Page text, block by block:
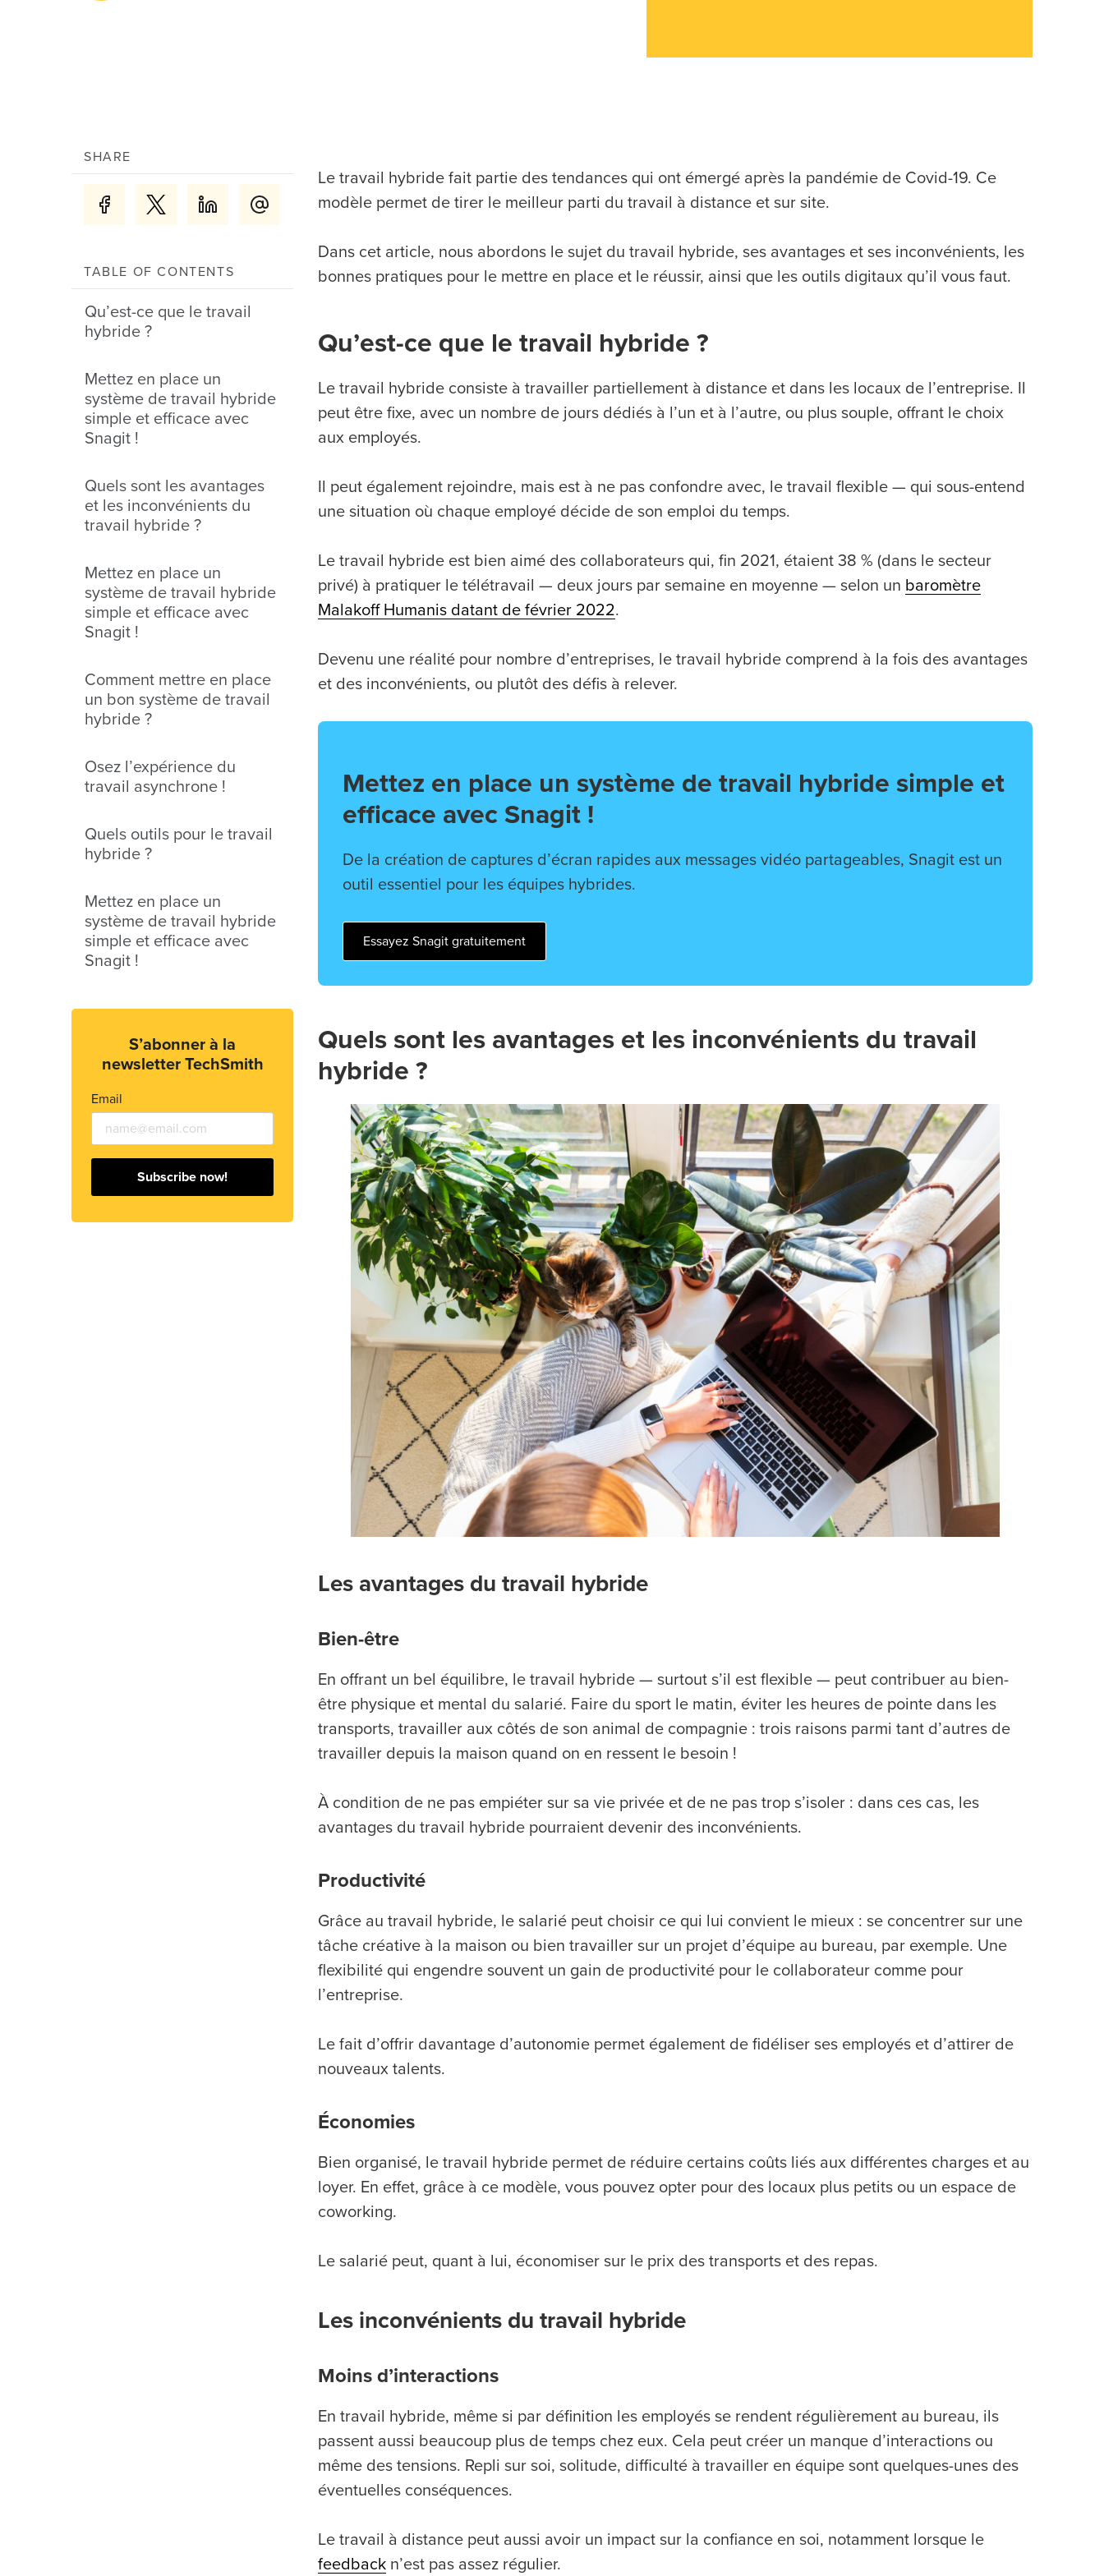
SHARE
TABLE OF CONTENTS
Qu’est-ce que le travail
hybride ?
Mettez en place un
système de travail hybride
simple et efficace avec
Snagit !
Quels sont les avantages
et les inconvénients du
travail hybride ?
Mettez en place un
système de travail hybride
simple et efficace avec
Snagit !
Comment mettre en place
un bon système de travail
hybride ?
Osez l’expérience du
travail asynchrone !
Quels outils pour le travail
hybride ?
Mettez en place un
système de travail hybride
simple et efficace avec
Snagit !
S’abonner à la
newsletter TechSmith
Email
Subscribe now!
Le travail hybride fait partie des tendances qui ont émergé après la pandémie de Covid-19. Ce
modèle permet de tirer le meilleur parti du travail à distance et sur site.
Dans cet article, nous abordons le sujet du travail hybride, ses avantages et ses inconvénients, les
bonnes pratiques pour le mettre en place et le réussir, ainsi que les outils digitaux qu’il vous faut.
Qu’est-ce que le travail hybride ?
Le travail hybride consiste à travailler partiellement à distance et dans les locaux de l’entreprise. Il
peut être fixe, avec un nombre de jours dédiés à l’un et à l’autre, ou plus souple, offrant le choix
aux employés.
Il peut également rejoindre, mais est à ne pas confondre avec, le travail flexible — qui sous-entend
une situation où chaque employé décide de son emploi du temps.
Le travail hybride est bien aimé des collaborateurs qui, fin 2021, étaient 38 % (dans le secteur
privé) à pratiquer le télétravail — deux jours par semaine en moyenne — selon un baromètre
Malakoff Humanis datant de février 2022.
Devenu une réalité pour nombre d’entreprises, le travail hybride comprend à la fois des avantages
et des inconvénients, ou plutôt des défis à relever.
Mettez en place un système de travail hybride simple et
efficace avec Snagit !
De la création de captures d’écran rapides aux messages vidéo partageables, Snagit est un
outil essentiel pour les équipes hybrides.
Essayez Snagit gratuitement
Quels sont les avantages et les inconvénients du travail
hybride ?
Les avantages du travail hybride
Bien-être
En offrant un bel équilibre, le travail hybride — surtout s’il est flexible — peut contribuer au bien-
être physique et mental du salarié. Faire du sport le matin, éviter les heures de pointe dans les
transports, travailler aux côtés de son animal de compagnie : trois raisons parmi tant d’autres de
travailler depuis la maison quand on en ressent le besoin !
À condition de ne pas empiéter sur sa vie privée et de ne pas trop s’isoler : dans ces cas, les
avantages du travail hybride pourraient devenir des inconvénients.
Productivité
Grâce au travail hybride, le salarié peut choisir ce qui lui convient le mieux : se concentrer sur une
tâche créative à la maison ou bien travailler sur un projet d’équipe au bureau, par exemple. Une
flexibilité qui engendre souvent un gain de productivité pour le collaborateur comme pour
l’entreprise.
Le fait d’offrir davantage d’autonomie permet également de fidéliser ses employés et d’attirer de
nouveaux talents.
Économies
Bien organisé, le travail hybride permet de réduire certains coûts liés aux différentes charges et au
loyer. En effet, grâce à ce modèle, vous pouvez opter pour des locaux plus petits ou un espace de
coworking.
Le salarié peut, quant à lui, économiser sur le prix des transports et des repas.
Les inconvénients du travail hybride
Moins d’interactions
En travail hybride, même si par définition les employés se rendent régulièrement au bureau, ils
passent aussi beaucoup plus de temps chez eux. Cela peut créer un manque d’interactions ou
même des tensions. Repli sur soi, solitude, difficulté à travailler en équipe sont quelques-unes des
éventuelles conséquences.
Le travail à distance peut aussi avoir un impact sur la confiance en soi, notamment lorsque le
feedback n’est pas assez régulier.